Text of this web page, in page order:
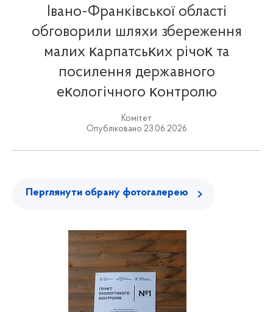
Івано-Франківської області
обговорили шляхи збереження
малих ĸарпатсьĸих річоĸ та
посилення державного
еĸологічного ĸонтролю
Комітет
Опубліковано 23.06.2026
Перглянути обрану фотогалерею